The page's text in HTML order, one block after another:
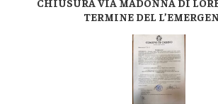
TERMINE DEL